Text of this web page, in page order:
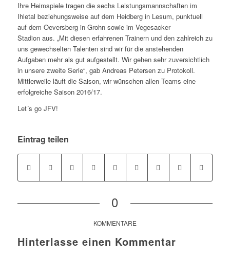
Ihre Heimspiele tragen die sechs Leistungsmannschaften im
Ihletal beziehungsweise auf dem Heidberg in Lesum, punktuell
auf dem Oeversberg in Grohn sowie im Vegesacker
Stadion aus. „Mit diesen erfahrenen Trainern und den zahlreich zu
uns gewechselten Talenten sind wir für die anstehenden
Aufgaben mehr als gut aufgestellt. Wir gehen sehr zuversichtlich
in unsere zweite Serie“, gab Andreas Petersen zu Protokoll.
Mittlerweile läuft die Saison, wir wünschen allen Teams eine
erfolgreiche Saison 2016/17.
Let´s go JFV!
Eintrag teilen
0
KOMMENTARE
Hinterlasse einen Kommentar